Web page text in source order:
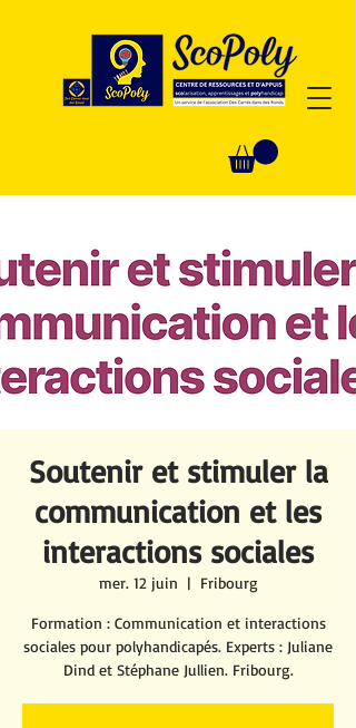
Soutenir et stimuler la
communication et les
interactions sociales
mer. 12 juin
  |
Fribourg
Formation : Communication et interactions
sociales pour polyhandicapés. Experts : Juliane
Dind et Stéphane Jullien. Fribourg.